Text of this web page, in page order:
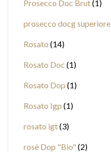
Prosecco Doc Brut 1
prosecco docg superiore
Rosato 14
Rosato Doc 1
Rosato Dop 1
Rosato Igp 1
rosato igt 3
rosè Dop "Bio" 2